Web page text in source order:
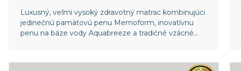
Luxusný, veľmi vysoký zdravotný matrac kombinujúci
jedinečnú pamäťovú penu Memoform, inovatívnu
penu na báze vody Aquabreeze a tradičné vzácné